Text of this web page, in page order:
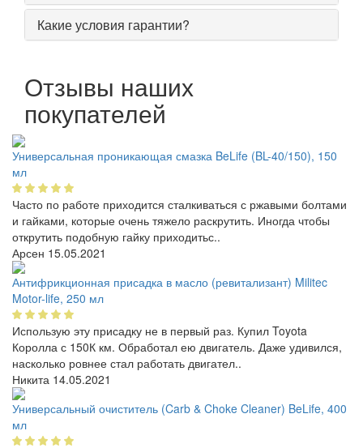
Какие условия гарантии?
Отзывы наших
покупателей
Универсальная проникающая смазка BeLife (BL-40/150), 150
мл
Часто по работе приходится сталкиваться с ржавыми болтами
и гайками, которые очень тяжело раскрутить. Иногда чтобы
открутить подобную гайку приходитьс..
Арсен 15.05.2021
Антифрикционная присадка в масло (ревитализант) Militec
Motor-life, 250 мл
Использую эту присадку не в первый раз. Купил Toyota
Королла с 150К км. Обработал ею двигатель. Даже удивился,
насколько ровнее стал работать двигател..
Никита 14.05.2021
Универсальный очиститель (Carb & Choke Cleaner) BeLife, 400
мл